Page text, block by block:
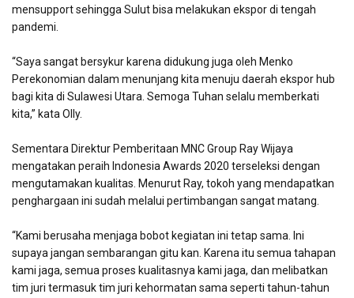
mensupport sehingga Sulut bisa melakukan ekspor di tengah
pandemi.
“Saya sangat bersykur karena didukung juga oleh Menko
Perekonomian dalam menunjang kita menuju daerah ekspor hub
bagi kita di Sulawesi Utara. Semoga Tuhan selalu memberkati
kita,” kata Olly.
Sementara Direktur Pemberitaan MNC Group Ray Wijaya
mengatakan peraih Indonesia Awards 2020 terseleksi dengan
mengutamakan kualitas. Menurut Ray, tokoh yang mendapatkan
penghargaan ini sudah melalui pertimbangan sangat matang.
“Kami berusaha menjaga bobot kegiatan ini tetap sama. Ini
supaya jangan sembarangan gitu kan. Karena itu semua tahapan
kami jaga, semua proses kualitasnya kami jaga, dan melibatkan
tim juri termasuk tim juri kehormatan sama seperti tahun-tahun